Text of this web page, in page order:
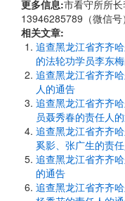
更多信息:市看守所所长
13946285789（微信号）
相关文章:
追查黑龙江省齐齐
的法轮功学员李东
追查黑龙江省齐齐
人的通告
追查黑龙江省齐齐
员聂秀春的责任人
追查黑龙江省齐齐
奚影、张广生的责
追查黑龙江省齐齐
的通告
追查黑龙江省齐齐